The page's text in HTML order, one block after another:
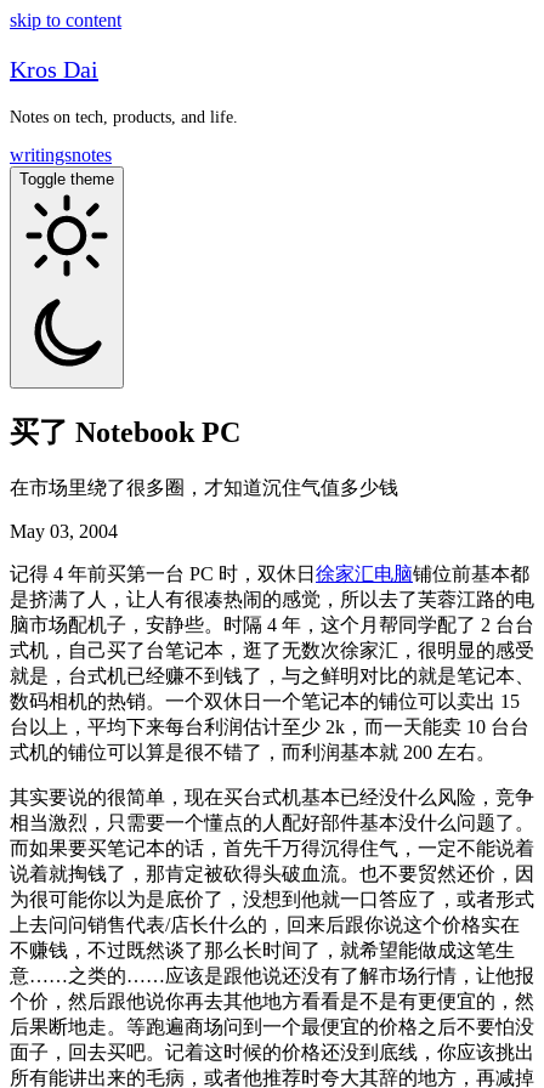
skip to content
Kros Dai
Notes on tech, products, and life.
writingsnotes
Toggle theme
买了 Notebook PC
在市场里绕了很多圈，才知道沉住气值多少钱
May 03, 2004
记得 4 年前买第一台 PC 时，双休日 徐家汇电脑铺位前基本都
是挤满了人，让人有很凑热闹的感觉，所以去了芙蓉江路的电
脑市场配机子，安静些。时隔 4 年，这个月帮同学配了 2 台台
式机，自己买了台笔记本，逛了无数次徐家汇，很明显的感受
就是，台式机已经赚不到钱了，与之鲜明对比的就是笔记本、
数码相机的热销。一个双休日一个笔记本的铺位可以卖出 15
台以上，平均下来每台利润估计至少 2k，而一天能卖 10 台台
式机的铺位可以算是很不错了，而利润基本就 200 左右。
其实要说的很简单，现在买台式机基本已经没什么风险，竞争
相当激烈，只需要一个懂点的人配好部件基本没什么问题了。
而如果要买笔记本的话，首先千万得沉得住气，一定不能说着
说着就掏钱了，那肯定被砍得头破血流。也不要贸然还价，因
为很可能你以为是底价了，没想到他就一口答应了，或者形式
上去问问销售代表/店长什么的，回来后跟你说这个价格实在
不赚钱，不过既然谈了那么长时间了，就希望能做成这笔生
意……之类的……应该是跟他说还没有了解市场行情，让他报
个价，然后跟他说你再去其他地方看看是不是有更便宜的，然
后果断地走。等跑遍商场问到一个最便宜的价格之后不要怕没
面子，回去买吧。记着这时候的价格还没到底线，你应该挑出
所有能讲出来的毛病，或者他推荐时夸大其辞的地方，再减掉